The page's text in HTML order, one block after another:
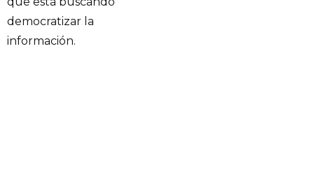
democratizar la
información.